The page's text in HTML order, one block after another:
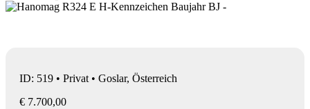
ID: 519 • Privat • Goslar, Österreich
€ 7.700,00